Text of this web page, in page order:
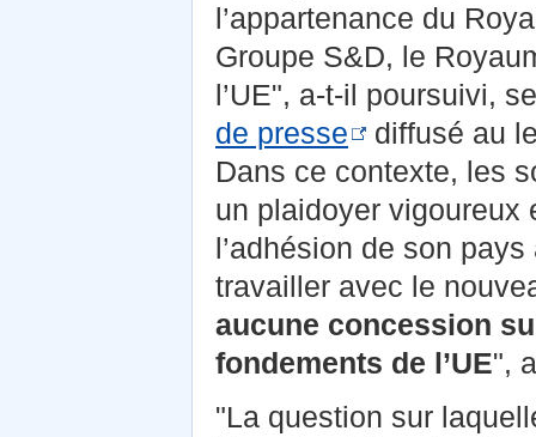
l’appartenance du
Groupe S&D, le
l’UE", a-t-il poursuivi,
de presse
diffusé au
Dans ce contexte, les
un plaidoyer vigoureux
l’adhésion de son
travailler avec le
aucune concession
fondements de l’UE",
"La question sur